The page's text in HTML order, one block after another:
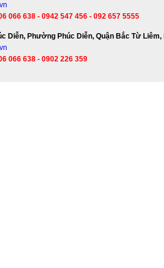
066 638 - 0942 547 456 - 092 657 5555
Diễn, Phường Phúc Diễn, Quận Bắc Từ Liêm,
066 638 - 0902 226 359